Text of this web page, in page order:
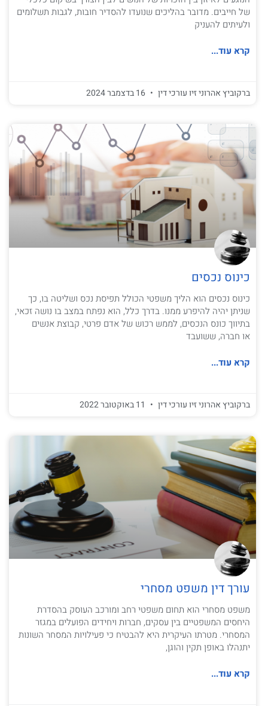
של חייבים. מדובר בהליכים שנועדו להסדיר חובות, לגבות תשלומים
ולעיתים להעניק
קרא עוד...
ברקוביץ אהרוני זיו עורכי דין
כינוס נכסים
כינוס נכסים הוא הליך משפטי הכולל תפיסת נכס ושליטה בו, כך
שניתן יהיה להיפרע ממנו. בדרך כלל, הוא נפתח במצב בו נושה זכאי,
בתיווך כונס הנכסים, לממש רכוש של אדם פרטי, קבוצת אנשים
או חברה, ששועבד
קרא עוד...
ברקוביץ אהרוני זיו עורכי דין
עורך דין משפט מסחרי
משפט מסחרי הוא תחום משפטי רחב ומורכב העוסק בהסדרת
היחסים המשפטיים בין עסקים, חברות ויחידים הפועלים במגזר
המסחרי. מטרתו העיקרית היא להבטיח כי פעילויות המסחר השונות
יתנהלו באופן תקין והוגן,
קרא עוד...